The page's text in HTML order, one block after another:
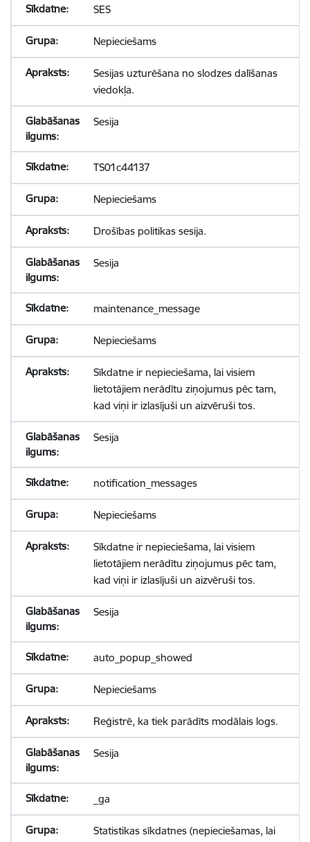
SES
Nepieciešams
Sesijas uzturēšana no slodzes dalīšanas
viedokļa.
Sesija
TS01c44137
Nepieciešams
Drošības politikas sesija.
Sesija
maintenance_message
Nepieciešams
Sīkdatne ir nepieciešama, lai visiem
lietotājiem nerādītu ziņojumus pēc tam,
kad viņi ir izlasījuši un aizvēruši tos.
Sesija
notification_messages
Nepieciešams
Sīkdatne ir nepieciešama, lai visiem
lietotājiem nerādītu ziņojumus pēc tam,
kad viņi ir izlasījuši un aizvēruši tos.
Sesija
auto_popup_showed
Nepieciešams
Reģistrē, ka tiek parādīts modālais logs.
Sesija
_ga
Statistikas sīkdatnes (nepieciešamas, lai